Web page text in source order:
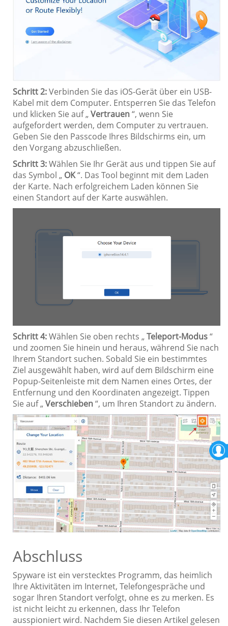
Schritt 2:Verbinden Sie das iOS-Gerät über ein USB-
Kabel mit dem Computer. Entsperren Sie das Telefon
und klicken Sie auf „Vertrauen“, wenn Sie
aufgefordert werden, dem Computer zu vertrauen.
Geben Sie den Passcode Ihres Bildschirms ein, um
den Vorgang abzuschließen.
Schritt 3:Wählen Sie Ihr Gerät aus und tippen Sie auf
das Symbol „ OK“. Das Tool beginnt mit dem Laden
der Karte. Nach erfolgreichem Laden können Sie
einen Standort auf der Karte auswählen.
Schritt 4:Wählen Sie oben rechts „Teleport-Modus“
und zoomen Sie hinein und heraus, während Sie nach
Ihrem Standort suchen. Sobald Sie ein bestimmtes
Ziel ausgewählt haben, wird auf dem Bildschirm eine
Popup-Seitenleiste mit dem Namen eines Ortes, der
Entfernung und den Koordinaten angezeigt. Tippen
Sie auf „Verschieben“, um Ihren Standort zu ändern.
Abschluss
Spyware ist ein verstecktes Programm, das heimlich
Ihre Aktivitäten im Internet, Telefongespräche und
sogar Ihren Standort verfolgt, ohne es zu merken. Es
ist nicht leicht zu erkennen, dass Ihr Telefon
ausspioniert wird. Nachdem Sie diesen Artikel gelesen